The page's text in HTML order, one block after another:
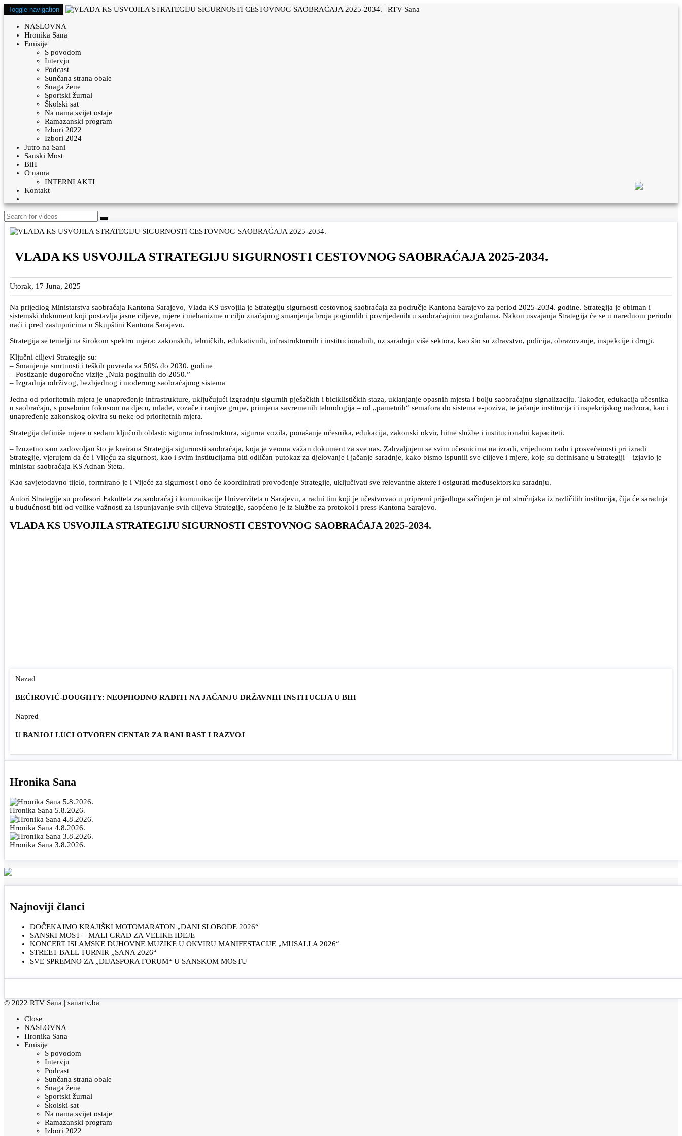
Toggle navigation
NASLOVNA
Hronika Sana
Emisije
S povodom
Intervju
Podcast
Sunčana strana obale
Snaga žene
Sportski žurnal
Školski sat
Na nama svijet ostaje
Ramazanski program
Izbori 2022
Izbori 2024
Jutro na Sani
Sanski Most
BiH
O nama
INTERNI AKTI
Kontakt
VLADA KS USVOJILA STRATEGIJU SIGURNOSTI CESTOVNOG SAOBRAĆAJA 2025-2034.
Utorak, 17 Juna, 2025
Na prijedlog Ministarstva saobraćaja Kantona Sarajevo, Vlada KS usvojila je Strategiju sigurnosti cestovnog saobraćaja za područje Kantona Sarajevo za period 2025-2034. godine. Strategija je obiman i
sistemski dokument koji postavlja jasne ciljeve, mjere i mehanizme u cilju značajnog smanjenja broja poginulih i povrijeđenih u saobraćajnim nezgodama. Nakon usvajanja Strategija će se u narednom periodu
naći i pred zastupnicima u Skupštini Kantona Sarajevo.
Strategija se temelji na širokom spektru mjera: zakonskih, tehničkih, edukativnih, infrastrukturnih i institucionalnih, uz saradnju više sektora, kao što su zdravstvo, policija, obrazovanje, inspekcije i drugi.
Ključni ciljevi Strategije su:
– Smanjenje smrtnosti i teških povreda za 50% do 2030. godine
– Postizanje dugoročne vizije „Nula poginulih do 2050.”
– Izgradnja održivog, bezbjednog i modernog saobraćajnog sistema
Jedna od prioritetnih mjera je unapređenje infrastrukture, uključujući izgradnju sigurnih pješačkih i biciklističkih staza, uklanjanje opasnih mjesta i bolju saobraćajnu signalizaciju. Također, edukacija učesnika
u saobraćaju, s posebnim fokusom na djecu, mlade, vozače i ranjive grupe, primjena savremenih tehnologija – od „pametnih“ semafora do sistema e-poziva, te jačanje institucija i inspekcijskog nadzora, kao i
unapređenje zakonskog okvira su neke od prioritetnih mjera.
Strategija definiše mjere u sedam ključnih oblasti: sigurna infrastruktura, sigurna vozila, ponašanje učesnika, edukacija, zakonski okvir, hitne službe i institucionalni kapaciteti.
– Izuzetno sam zadovoljan što je kreirana Strategija sigurnosti saobraćaja, koja je veoma važan dokument za sve nas. Zahvaljujem se svim učesnicima na izradi, vrijednom radu i posvećenosti pri izradi
Strategije, vjerujem da će i Vijeću za sigurnost, kao i svim institucijama biti odličan putokaz za djelovanje i jačanje saradnje, kako bismo ispunili sve ciljeve i mjere, koje su definisane u Strategiji – izjavio je
ministar saobraćaja KS Adnan Šteta.
Kao savjetodavno tijelo, formirano je i Vijeće za sigurnost i ono će koordinirati provođenje Strategije, uključivati sve relevantne aktere i osigurati međusektorsku saradnju.
Autori Strategije su profesori Fakulteta za saobraćaj i komunikacije Univerziteta u Sarajevu, a radni tim koji je učestvovao u pripremi prijedloga sačinjen je od stručnjaka iz različitih institucija, čija će saradnja
u budućnosti biti od velike važnosti za ispunjavanje svih ciljeva Strategije, saopćeno je iz Službe za protokol i press Kantona Sarajevo.
VLADA KS USVOJILA STRATEGIJU SIGURNOSTI CESTOVNOG SAOBRAĆAJA 2025-2034.
Nazad
BEĆIROVIĆ-DOUGHTY: NEOPHODNO RADITI NA JAČANJU DRŽAVNIH INSTITUCIJA U BIH
Napred
U BANJOJ LUCI OTVOREN CENTAR ZA RANI RAST I RAZVOJ
Hronika Sana
Hronika Sana 5.8.2026.
Hronika Sana 4.8.2026.
Hronika Sana 3.8.2026.
Najnoviji članci
DOČEKAJMO KRAJIŠKI MOTOMARATON „DANI SLOBODE 2026“
SANSKI MOST – MALI GRAD ZA VELIKE IDEJE
KONCERT ISLAMSKE DUHOVNE MUZIKE U OKVIRU MANIFESTACIJE „MUSALLA 2026“
STREET BALL TURNIR „SANA 2026“
SVE SPREMNO ZA „DIJASPORA FORUM“ U SANSKOM MOSTU
© 2022 RTV Sana | sanartv.ba
Close
NASLOVNA
Hronika Sana
Emisije
S povodom
Intervju
Podcast
Sunčana strana obale
Snaga žene
Sportski žurnal
Školski sat
Na nama svijet ostaje
Ramazanski program
Izbori 2022